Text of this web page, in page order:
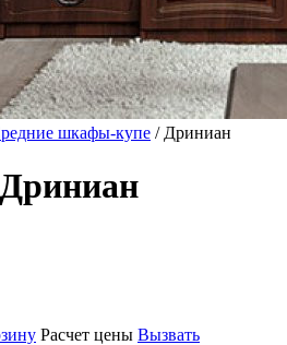
шкафы-купе / Дриниан
Расчет цены Вызвать